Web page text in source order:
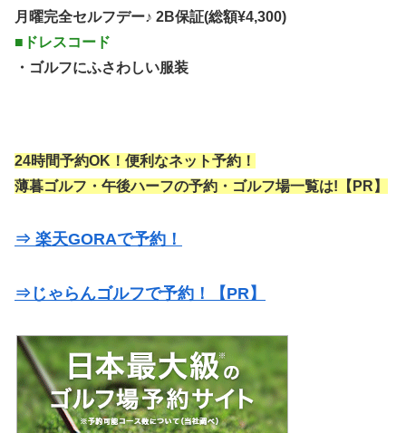
月曜完全セルフデー♪ 2B保証(総額¥4,300)
■ドレスコード
・ゴルフにふさわしい服装
24時間予約OK！便利なネット予約！
薄暮ゴルフ・午後ハーフの予約・ゴルフ場一覧は!【PR】
⇒ 楽天GORAで予約！
⇒じゃらんゴルフで予約！【PR】